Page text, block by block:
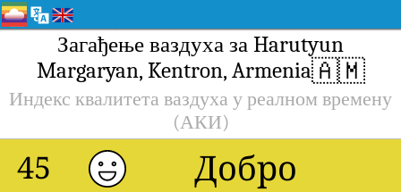
Загађење ваздуха за Harutyun
Margaryan, Kentron, Armenia🇦🇲
Индекс квалитета ваздуха у реалном времену
(АКИ)
45 Добро